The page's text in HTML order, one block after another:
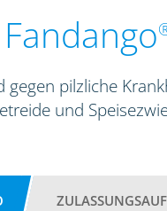
Fandango
gegen pilzliche
und